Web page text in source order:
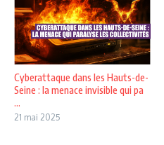
Cyberattaque dans les Hauts-de-
Seine : la menace invisible qui pa
...
21 mai 2025